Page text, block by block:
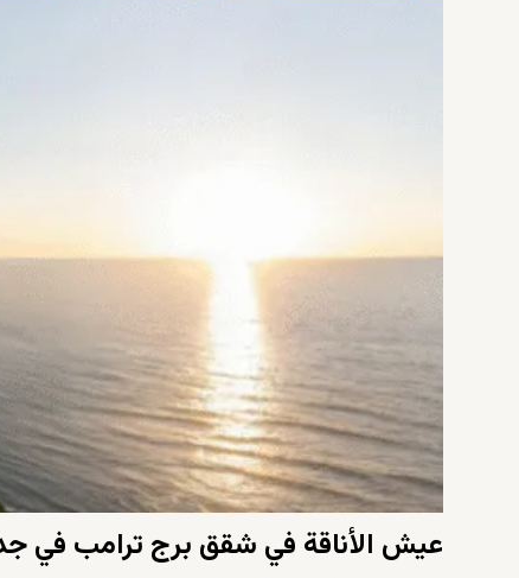
عيش الأناقة في شقق برج ترامب في